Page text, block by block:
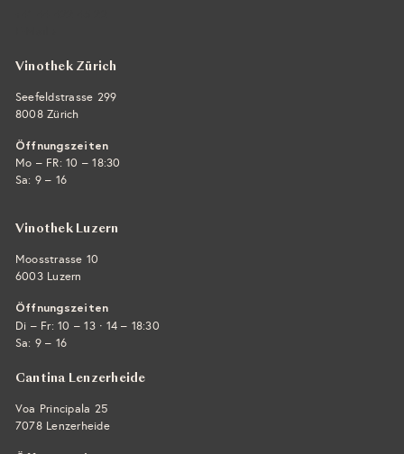
Vinothek Zürich
Seefeldstrasse 299
8008 Zürich
Öffnungszeiten
Mo – FR: 10 – 18:30
Sa: 9 – 16
Vinothek Luzern
Moosstrasse 10
6003 Luzern
Öffnungszeiten
Di – Fr: 10 – 13 · 14 – 18:30
Sa: 9 – 16
Cantina Lenzerheide
Voa Principala 25
7078 Lenzerheide